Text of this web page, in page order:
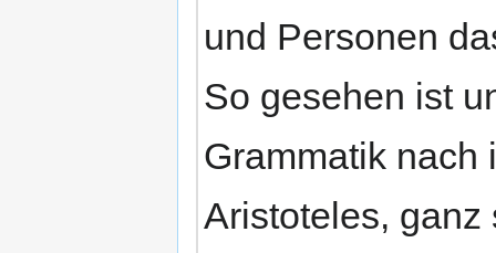
und Personen
So gesehen ist
Grammatik nach
Aristoteles,